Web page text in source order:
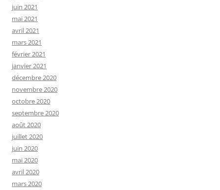
juin 2021
mai 2021
avril 2021
mars 2021
février 2021
janvier 2021
décembre 2020
novembre 2020
octobre 2020
septembre 2020
août 2020
juillet 2020
juin 2020
mai 2020
avril 2020
mars 2020